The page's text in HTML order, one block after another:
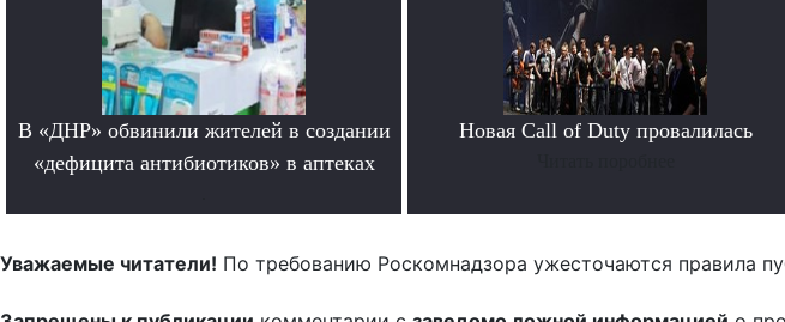
В «ДНР» обвинили жителей в создании
«дефицита антибиотиков» в аптеках
Новая Call of Duty провалилась
Уважаемые читатели! По требованию Роскомнадзора ужесточаются правила